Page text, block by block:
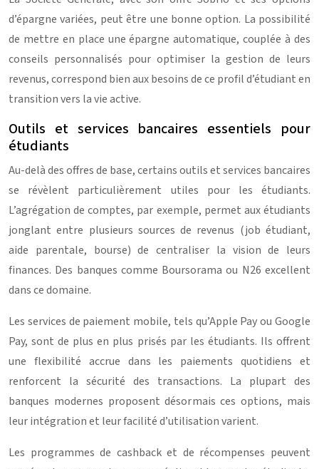
d’épargne variées, peut être une bonne option. La possibilité
de mettre en place une épargne automatique, couplée à des
conseils personnalisés pour optimiser la gestion de leurs
revenus, correspond bien aux besoins de ce profil d’étudiant en
transition vers la vie active.
Outils et services bancaires essentiels pour
étudiants
Au-delà des offres de base, certains outils et services bancaires
se révèlent particulièrement utiles pour les étudiants.
L’agrégation de comptes, par exemple, permet aux étudiants
jonglant entre plusieurs sources de revenus (job étudiant,
aide parentale, bourse) de centraliser la vision de leurs
finances. Des banques comme Boursorama ou N26 excellent
dans ce domaine.
Les services de paiement mobile, tels qu’Apple Pay ou Google
Pay, sont de plus en plus prisés par les étudiants. Ils offrent
une flexibilité accrue dans les paiements quotidiens et
renforcent la sécurité des transactions. La plupart des
banques modernes proposent désormais ces options, mais
leur intégration et leur facilité d’utilisation varient.
Les programmes de cashback et de récompenses peuvent